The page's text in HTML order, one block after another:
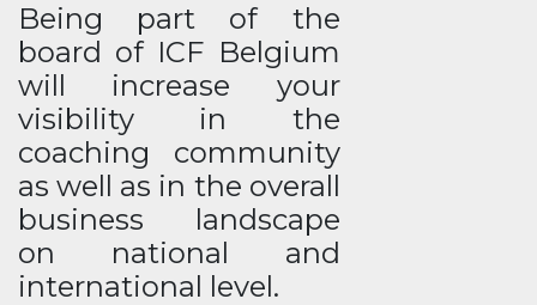
Being part of the
board of ICF Belgium
will increase your
visibility in the
coaching community
as well as in the overall
business landscape
on national and
international level.